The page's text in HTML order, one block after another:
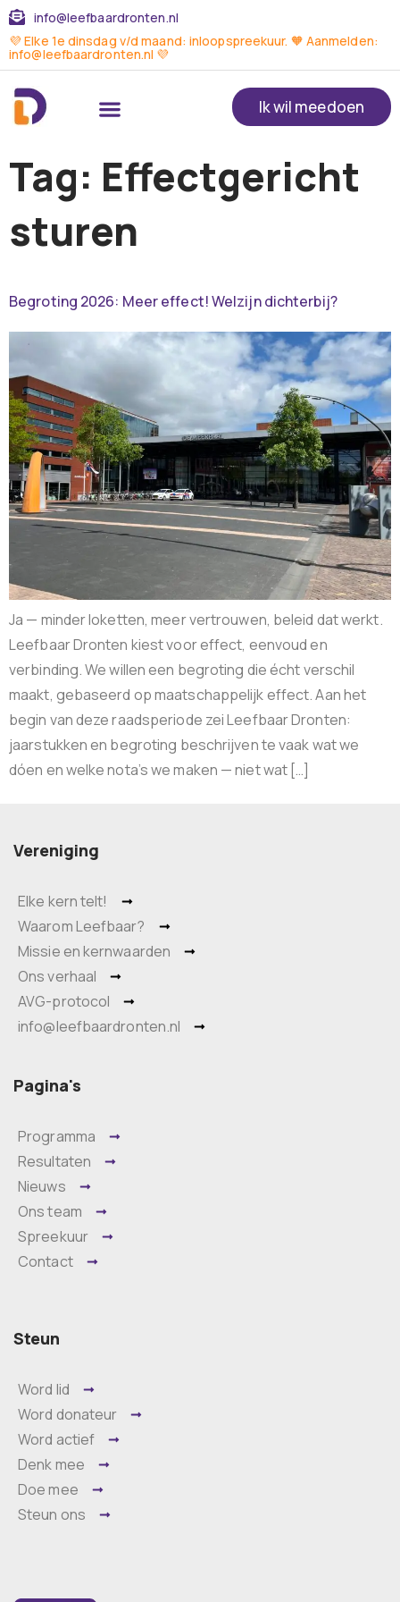
info@leefbaardronten.nl
💜 Elke 1e dinsdag v/d maand: inloopspreekuur. 🧡 Aanmelden:
info@leefbaardronten.nl 💜
Ik wil meedoen
Tag: Effectgericht
sturen
Begroting 2026: Meer effect! Welzijn dichterbij?
Ja — minder loketten, meer vertrouwen, beleid dat werkt.
Leefbaar Dronten kiest voor effect, eenvoud en
verbinding. We willen een begroting die écht verschil
maakt, gebaseerd op maatschappelijk effect. Aan het
begin van deze raadsperiode zei Leefbaar Dronten:
jaarstukken en begroting beschrijven te vaak wat we
dóen en welke nota’s we maken — niet wat […]
Vereniging
Elke kern telt!
Waarom Leefbaar?
Missie en kernwaarden
Ons verhaal
AVG-protocol
info@leefbaardronten.nl
Pagina's
Programma
Resultaten
Nieuws
Ons team
Spreekuur
Contact
Steun
Word lid
Word donateur
Word actief
Denk mee
Doe mee
Steun ons